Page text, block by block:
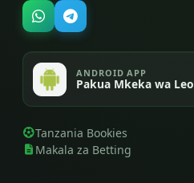
ANDROID APP
Pakua Mkeka wa Leo
Tanzania Bookies
Makala za Betting